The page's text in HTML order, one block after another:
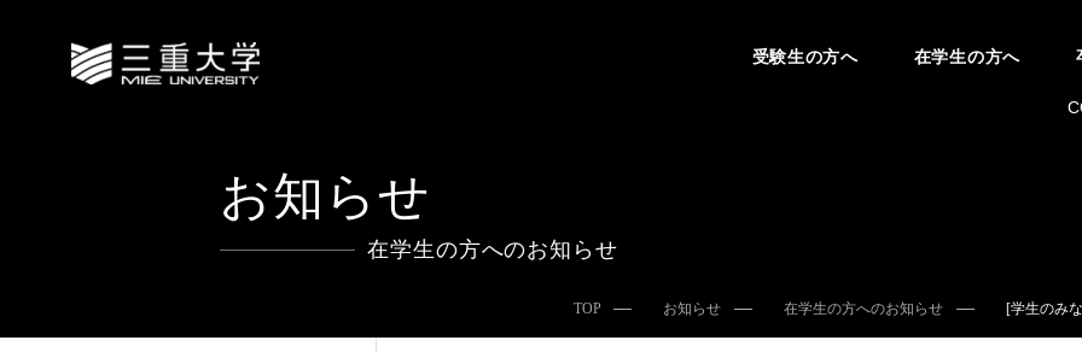
受験生の方へ 在学生の方へ
お知らせ
在学生の方へのお知らせ
TOP お知らせ 在学生の方へのお知らせ [学生のみ